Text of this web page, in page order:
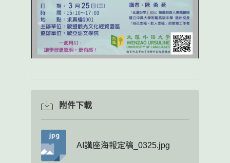
附件下載
AI講座海報定稿_0325.jpg